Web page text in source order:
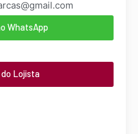
WhatsApp
Lojista